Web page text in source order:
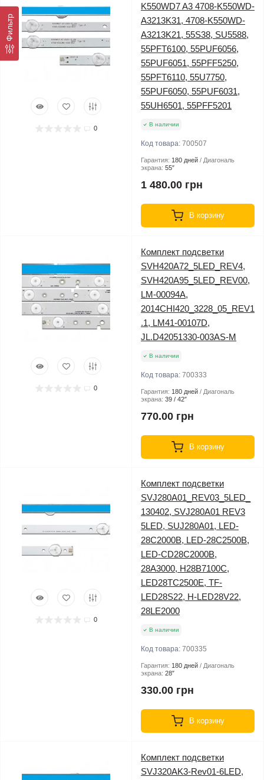
Фильтр
0
K550WD7 A3 4708-K550WD-
A3213K31, 4708-K550WD-
A3213K21, 55S38, SU5588,
55PFT6100, 55PUF6056,
55PUF6051, 55PFF5250,
55PFT6110, 55U7750,
55PUF6050, 55PUF6031,
55UH6501, 55PFF5201
В наличии
Код товара: 700507
Гарантия: 180 дней
Диагональ
экрана: 55″
1 480.00 грн
В корзину
0
Комплект подсветки
SVH420A72_5LED_REV4,
SVH420A95_5LED_REV00,
LM-00094A,
2014CHI420_3228_05_REV1
.1, LM41-00107D,
JL.D42051330-003AS-M
В наличии
Код товара: 700333
Гарантия: 180 дней
Диагональ
экрана: 39 / 42″
770.00 грн
В корзину
0
Комплект подсветки
SVJ280A01_REV03_5LED_
130402, SVJ280A01 REV3
5LED, SUJ280A01, LED-
28C2000B, LED-28C2500B,
LED-CD28C2000B,
28A3000, H28B7100C,
LED28TC2500E, TF-
LED28S22, H-LED28V22,
28LE2000
В наличии
Код товара: 700335
Гарантия: 180 дней
Диагональ
экрана: 28″
330.00 грн
В корзину
Комплект подсветки
SVJ320AK3-Rev01-6LED,